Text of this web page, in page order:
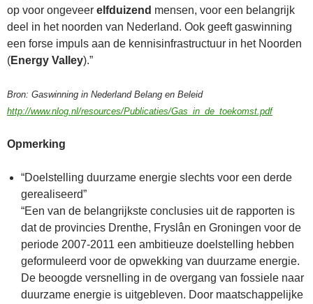
op voor ongeveer elfduizend mensen, voor een belangrijk
deel in het noorden van Nederland. Ook geeft gaswinning
een forse impuls aan de kennisinfrastructuur in het Noorden
(Energy Valley).”
Bron: Gaswinning in Nederland Belang en Beleid
http://www.nlog.nl/resources/Publicaties/Gas_in_de_toekomst.pdf
Opmerking
“Doelstelling duurzame energie slechts voor een derde
gerealiseerd”
“Een van de belangrijkste conclusies uit de rapporten is
dat de provincies Drenthe, Fryslân en Groningen voor de
periode 2007-2011 een ambitieuze doelstelling hebben
geformuleerd voor de opwekking van duurzame energie.
De beoogde versnelling in de overgang van fossiele naar
duurzame energie is uitgebleven. Door maatschappelijke